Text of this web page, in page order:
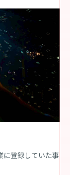
に登録していた事